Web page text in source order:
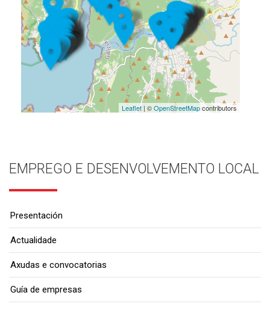
Leaflet| ©OpenStreetMapcontributors
EMPREGO E DESENVOLVEMENTO LOCAL
Presentación
Actualidade
Axudas e convocatorias
Guía de empresas